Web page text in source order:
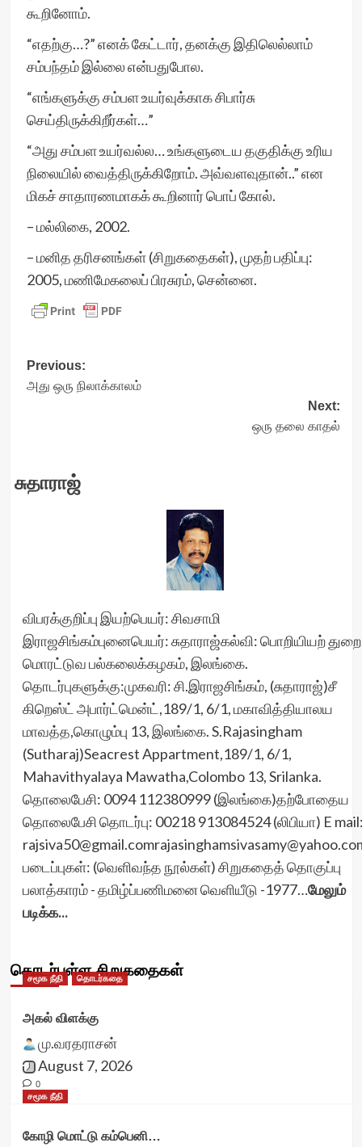
கூறினோம்.
“எதற்கு…?” எனக் கேட்டார், தனக்கு இதிலெல்லாம்
சம்பந்தம் இல்லை என்பதுபோல.
“எங்களுக்கு சம்பள உயர்வுக்காக சிபார்சு
செய்திருக்கிறீர்கள்…”
“அது சம்பள உயர்வல்ல… உங்களுடைய தகுதிக்கு உரிய
நிலையில் வைத்திருக்கிறோம். அவ்வளவுதான்..” என
மிகச் சாதாரணமாகக் கூறினார் பொப் கோல்.
– மல்லிகை, 2002.
– மனித தரிசனங்கள் (சிறுகதைகள்), முதற் பதிப்பு:
2005, மணிமேகலைப் பிரசுரம், சென்னை.
Post
navigation
Previous:
அது ஒரு நிலாக்காலம்
Next:
ஒரு தலை காதல்
சுதாராஜ்
விபரக்குறிப்பு இயற்பெயர்: சிவசாமி
இராஜசிங்கம்புனைபெயர்: சுதாராஜ்கல்வி: பொறியியற்
மொரட்டுவ பல்கலைக்கழகம், இலங்கை.
தொடர்புகளுக்கு:முகவரி: சி.இராஜசிங்கம், (சுதாராஜ்)சீ
கிறெஸ்ட் அபார்ட்மென்ட்,189/1, 6/1, மகாவித்தியாலய
மாவத்த,கொழும்பு 13, இலங்கை. S.Rajasingham
(Sutharaj)Seacrest Appartment,189/1, 6/1,
Mahavithyalaya Mawatha,Colombo 13, Srilanka.
தொலைபேசி: 0094 112380999 (இலங்கை)தற்போதைய
தொலைபேசி தொடர்பு: 00218 913084524 (லிபியா) E
படைப்புகள்: (வெளிவந்த நூல்கள்) சிறுகதைத் தொகுப்பு
பலாத்காரம் - தமிழ்ப்பணிமனை வெளியீடு -1977…மேலும்
படிக்க...
தொடர்புள்ள சிறுகதைகள்
சமூக நீதி தொடர்கதை
அகல் விளக்கு
மு.வரதராசன்
August 7, 2026
0
சமூக நீதி
கோழி மொட்டு கம்பெனி…